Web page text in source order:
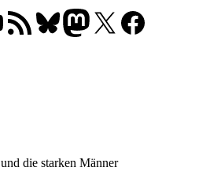
Instagram
YouTube-Kanal
RSS-FeedBluesky
Folgt uns auf Mastodon
X Folgt uns auf
die starken Männer